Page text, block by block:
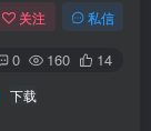
关注 私信
0 160 14
下载